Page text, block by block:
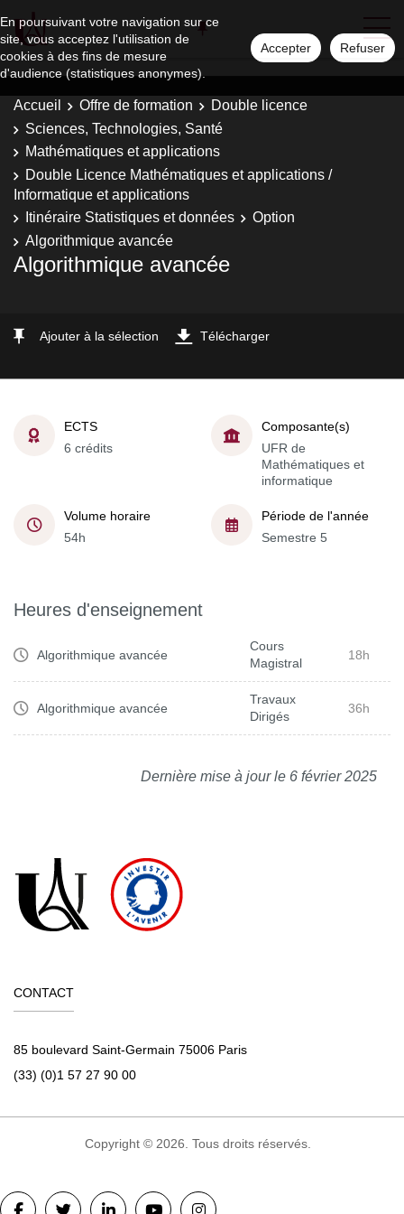
En poursuivant votre navigation sur ce
site, vous acceptez l'utilisation de
cookies à des fins de mesure
d'audience (statistiques anonymes).
Accepter Refuser
Accueil Offre de formation
Double licence
Sciences, Technologies, Santé
Mathématiques et applications
Double Licence Mathématiques et applications /
Informatique et applications
Itinéraire Statistiques et données
Option
Algorithmique avancée
Algorithmique avancée
Ajouter à la sélection Télécharger
ECTS
6 crédits
Composante(s)
UFR de
Mathématiques et
informatique
Volume horaire
54h
Période de l'année
Semestre 5
Heures d'enseignement
Algorithmique avancée
Cours
Magistral
18h
Algorithmique avancée
Travaux
Dirigés
36h
Dernière mise à jour le 6 février 2025
CONTACT
85 boulevard Saint-Germain 75006 Paris
(33) (0)1 57 27 90 00
Copyright © 2026. Tous droits réservés.